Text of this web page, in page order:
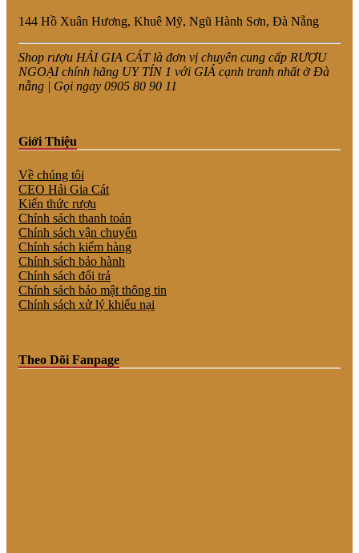
144 Hồ Xuân Hương, Khuê Mỹ, Ngũ Hành Sơn, Đà Nẵng
Shop rượu HẢI GIA CÁT là đơn vị chuyên cung cấp RƯỢU
NGOẠI chính hãng UY TÍN 1 với GIÁ cạnh tranh nhất ở Đà
nẵng | Gọi ngay 0905 80 90 11
Giới Thiệu
Về chúng tôi
CEO Hải Gia Cát
Kiến thức rượu
Chính sách thanh toán
Chính sách vận chuyển
Chính sách kiểm hàng
Chính sách bảo hành
Chính sách đổi trả
Chính sách bảo mật thông tin
Chính sách xử lý khiếu nại
Theo Dõi Fanpage